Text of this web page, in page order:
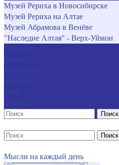
Музей Рериха в Новосибирске
Музей Рериха на Алтае
Музей Абрамова в Венёве
"Наследие Алтая" - Верх-Уймон
Поиск
Поиск
Мысли на каждый день